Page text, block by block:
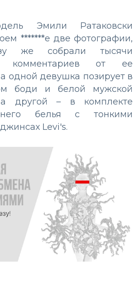
Эмили Ратаковски
*******е две фотографии,
же собрали тысячи
комментариев от ее
одной девушка позирует в
боди и белой мужской
другой – в комплекте
белья с тонкими
Levi's.